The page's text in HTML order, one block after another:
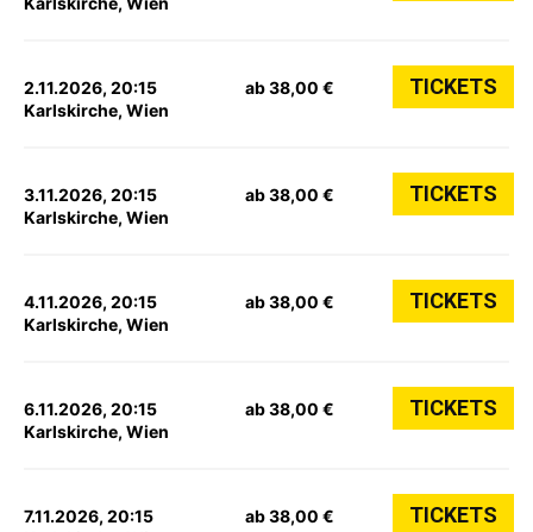
2.11.2026, 20:15
Karlskirche, Wien
ab 38,00 € TICKETS
3.11.2026, 20:15
Karlskirche, Wien
ab 38,00 € TICKETS
4.11.2026, 20:15
Karlskirche, Wien
ab 38,00 € TICKETS
6.11.2026, 20:15
Karlskirche, Wien
ab 38,00 € TICKETS
7.11.2026, 20:15
ab 38,00 € TICKETS